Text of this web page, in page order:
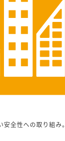
全性への取り組み。